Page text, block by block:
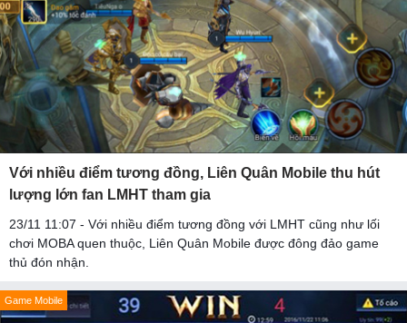
Với nhiều điểm tương đồng, Liên Quân Mobile thu hút
lượng lớn fan LMHT tham gia
23/11 11:07 - Với nhiều điểm tương đồng với LMHT cũng như lối
chơi MOBA quen thuộc, Liên Quân Mobile được đông đảo game
thủ đón nhận.
Game Mobile